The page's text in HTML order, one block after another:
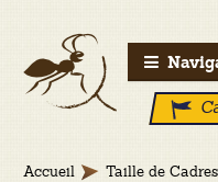
Aller
à
Aller
au
contenu
Accueil Taille de